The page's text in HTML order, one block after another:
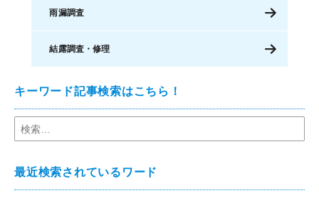
雨漏調査
結露調査・修理
キーワード記事検索はこちら！
最近検索されているワード